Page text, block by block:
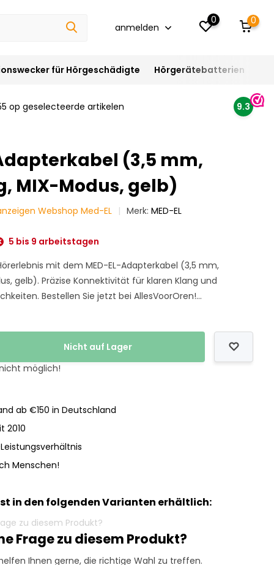
anmelden
0 0
für Hörgeschädigte Hörgerätebatterien
op geselecteerde artikelen 9.3
(3,5 mm,
MIX-Modus, gelb)
Webshop Med-EL Merk:MED-EL
5 bis 9 arbeitstagen
mit dem MED-EL-Adapterkabel (3,5 mm,
gelb). Präzise Konnektivität für klaren Klang und
Bestellen Sie jetzt bei AllesVoorOren!...
Nicht auf Lager
möglich!
ab €150 in Deutschland
2010
Menschen!
in den folgenden Varianten erhältlich:
Frage zu diesem Produkt?
Ihnen gerne, die richtige Wahl zu treffen.